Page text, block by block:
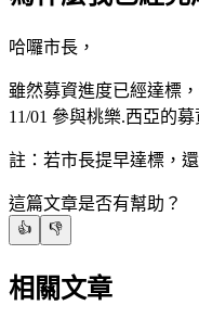
哈囉市長，
雖然募資進度已經達標
11/01 參與桃樂.西亞的
註：若市長提早達標，
這篇文章是否有幫助？
👍 👎
相關文章